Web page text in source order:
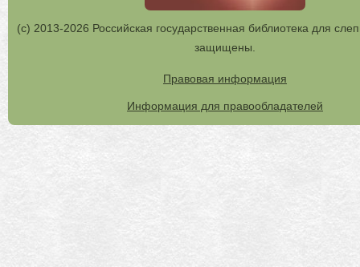
(с) 2013-2026 Российская государственная библиотека для
защищены.
Правовая информация
Информация для правообладателей